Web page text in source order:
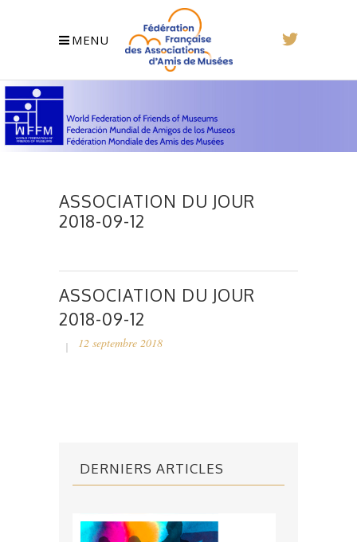
MENU
ASSOCIATION DU JOUR
2018-09-12
ASSOCIATION DU JOUR
2018-09-12
12 septembre 2018
DERNIERS ARTICLES